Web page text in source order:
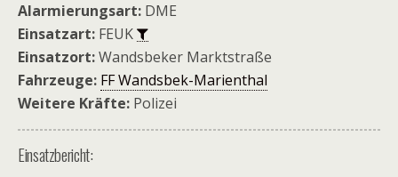
Alarmierungsart: DME
Einsatzart: FEUK
Einsatzort:Wandsbeker Marktstraße
Fahrzeuge: FF Wandsbek-Marienthal
Weitere Kräfte: Polizei
Einsatzbericht: